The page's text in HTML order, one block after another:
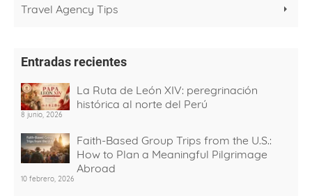
Travel Agency Tips
Entradas recientes
La Ruta de León XIV: peregrinación
histórica al norte del Perú
8 junio, 2026
Faith-Based Group Trips from the U.S.:
How to Plan a Meaningful Pilgrimage
Abroad
10 febrero, 2026